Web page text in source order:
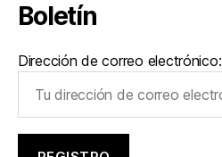
Boletín
Dirección de correo electrónico: